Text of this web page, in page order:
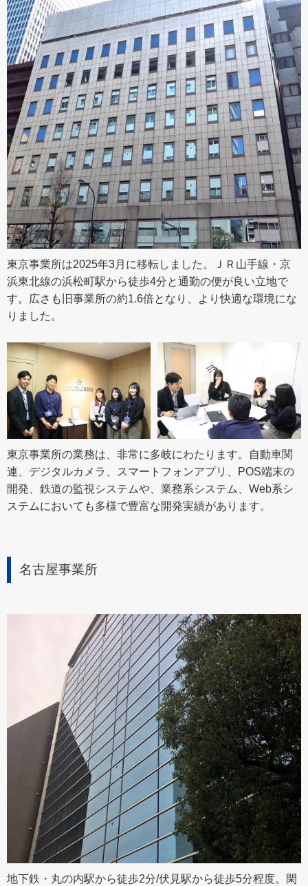
東京事業所は2025年3月に移転しました。ＪＲ山手線・京
浜東北線の浜松町駅から徒歩4分と通勤の便が良い立地で
す。広さも旧事業所の約1.6倍となり、より快適な環境にな
りました。
東京事業所の業務は、非常に多岐にわたります。自動車関
連、デジタルカメラ、スマートフォンアプリ、POS端末の
開発、鉄道の監視システムや、業務系システム、Web系シ
ステムにおいても多様で豊富な開発実績があります。
名古屋事業所
地下鉄・丸の内駅から徒歩2分/伏見駅から徒歩5分程度。閑